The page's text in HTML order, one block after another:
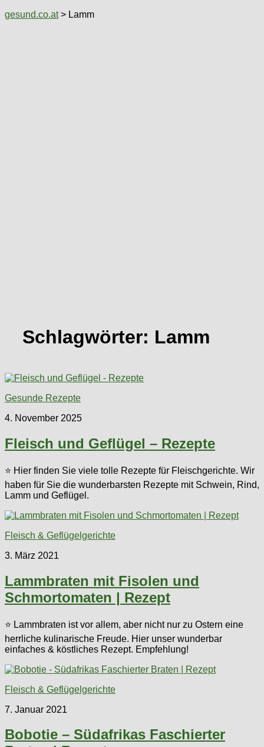
gesund.co.at> Lamm
Schlagwörter: Lamm
Gesunde Rezepte
4. November 2025
Fleisch und Geflügel – Rezepte
⭐ Hier finden Sie viele tolle Rezepte für Fleischgerichte. Wir
haben für Sie die wunderbarsten Rezepte mit Schwein, Rind,
Lamm und Geflügel.
Fleisch & Geflügelgerichte
3. März 2021
Lammbraten mit Fisolen und
Schmortomaten | Rezept
⭐ Lammbraten ist vor allem, aber nicht nur zu Ostern eine
herrliche kulinarische Freude. Hier unser wunderbar
einfaches & köstliches Rezept. Empfehlung!
Fleisch & Geflügelgerichte
7. Januar 2021
Bobotie – Südafrikas Faschierter